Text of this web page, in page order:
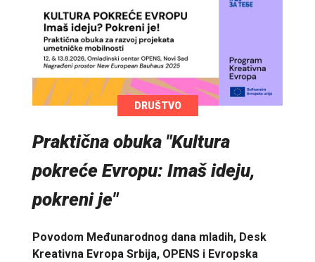
DRUŠTVO
Praktična obuka "Kultura
pokreće Evropu: Imaš ideju,
pokreni je"
Povodom Međunarodnog dana mladih, Desk
Kreativna Evropa Srbija, OPENS i Evropska